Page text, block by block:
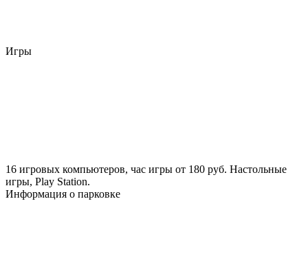
Игры
16 игровых компьютеров, час игры от 180 руб. Настольные
игры, Play Station.
Информация о парковке